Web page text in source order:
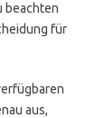
beachten
für
aus,